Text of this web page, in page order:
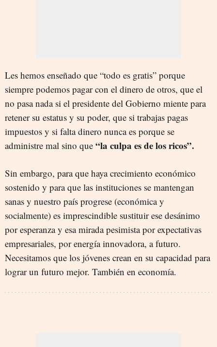
Les hemos enseñado que “todo es gratis” porque
siempre podemos pagar con el dinero de otros, que el
no pasa nada si el presidente del Gobierno miente para
retener su estatus y su poder, que si trabajas pagas
impuestos y si falta dinero nunca es porque se
administre mal sino que “la culpa es de los ricos”.
Sin embargo, para que haya crecimiento económico
sostenido y para que las instituciones se mantengan
sanas y nuestro país progrese (económica y
socialmente) es imprescindible sustituir ese desánimo
por esperanza y esa mirada pesimista por expectativas
empresariales, por energía innovadora, a futuro.
Necesitamos que los jóvenes crean en su capacidad para
lograr un futuro mejor. También en economía.